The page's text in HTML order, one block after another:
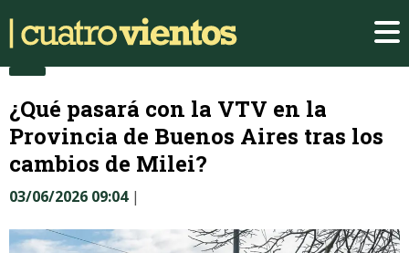
¿Qué pasará con la VTV en la
Provincia de Buenos Aires tras los
cambios de Milei?
03/06/2026 09:04|